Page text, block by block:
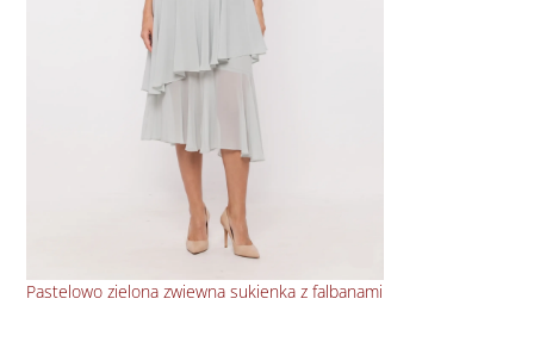
Pastelowo zielona zwiewna sukienka z falbanami